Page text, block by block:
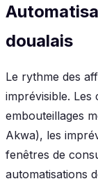
doualais
Le rythme des
imprévisible.
embouteillages
Akwa), les
fenêtres de
automatisations